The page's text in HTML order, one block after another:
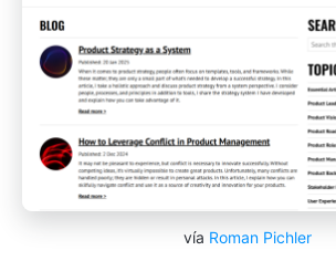
vía Roman Pichler